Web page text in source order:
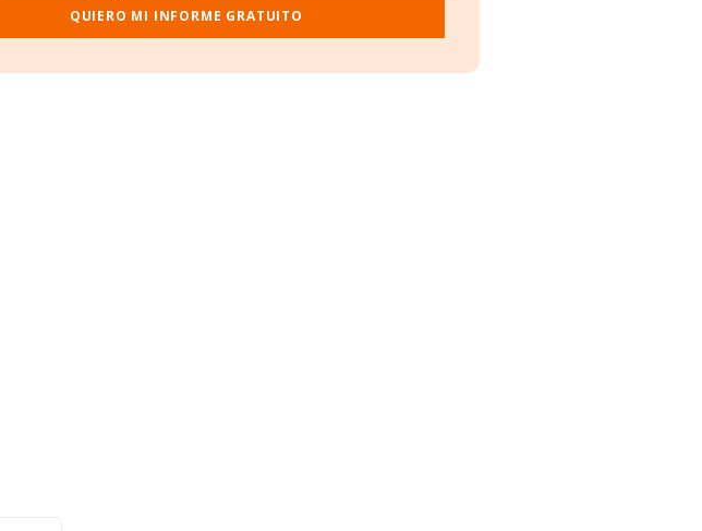
QUIERO MI INFORME GRATUITO